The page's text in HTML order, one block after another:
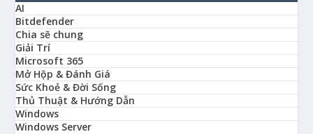
AI
Bitdefender
Chia sẽ chung
Giải Trí
Microsoft 365
Mở Hộp & Đánh Giá
Sức Khoẻ & Đời Sống
Thủ Thuật & Hướng Dẫn
Windows
Windows Server